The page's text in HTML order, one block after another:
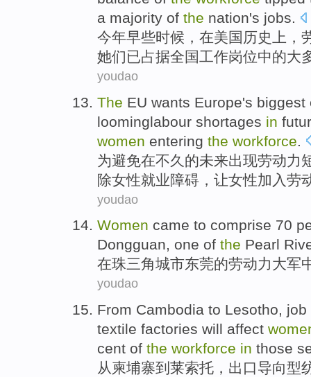
a majority of the nation's jobs.
今年早些时候 ， 在美国 历史上 ，
她们已占据全国工作岗位中的大
youdao
The EU wants Europe's biggest
loominglabour shortages in
women entering the workforce
为避免在不久的未来出现劳动力
除女性就业障碍，让女性加入 劳
youdao
Women came to comprise 70
Dongguan, one of the Pearl
在珠三角城市东莞的劳动力大军
youdao
From Cambodia to Lesotho, job
textile factories will affect
cent of the workforce in those
从柬埔寨到 莱索托 ， 出口导向型